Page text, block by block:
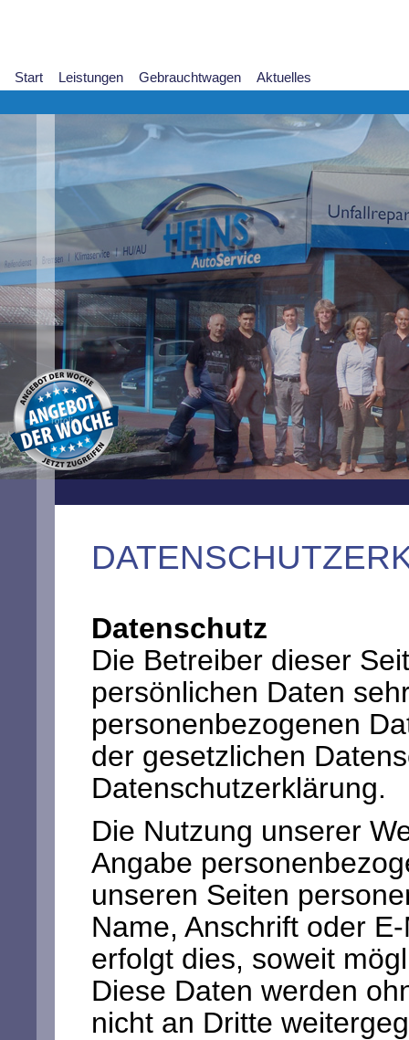
Start Leistungen Gebrauchtwagen Aktuelles
Datenschutz
Die Betreiber dieser
persönlichen Daten
personenbezogenen
der gesetzlichen
Datenschutzerklärung.
Die Nutzung unserer
Angabe
unseren Seiten
Name, Anschrift oder
erfolgt dies, soweit
Diese Daten werden
nicht an Dritte